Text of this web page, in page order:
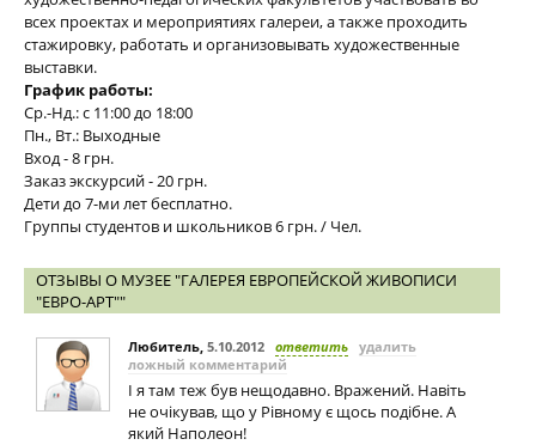
всех проектах и ​​мероприятиях галереи, а также проходить
стажировку, работать и организовывать художественные
выставки.
График работы:
Ср.-Нд.: с 11:00 до 18:00
Пн., Вт.: Выходные
Вход - 8 грн.
Заказ экскурсий - 20 грн.
Дети до 7-ми лет бесплатно.
Группы студентов и школьников 6 грн. / Чел.
ОТЗЫВЫ О МУЗЕЕ "ГАЛЕРЕЯ ЕВРОПЕЙСКОЙ ЖИВОПИСИ
"ЕВРО-АРТ""
Любитель, 5.10.2012 ответить удалить
ложный комментарий
І я там теж був нещодавно. Вражений. Навіть
не очікував, що у Рівному є щось подібне. А
який Наполеон!